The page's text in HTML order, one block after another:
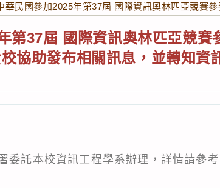
華民國參加2025年第37屆 國際資訊奧林匹亞競賽
第37屆 國際資訊奧林匹亞競賽
協助發布相關訊息，並轉知資
委託本校資訊工程學系辦理，詳情請參